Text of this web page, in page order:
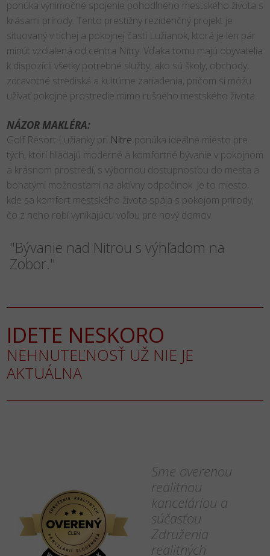
ponúka výnimočné spojenie pohodlného mestského života s
krásami prírody. Tento prestížny rezidenčný projekt je
situovaný v tichej a pokojnej časti Lužianok, ktorá je len pár
minút vzdialená od centra Nitry. Vďaka tomu majú obyvatelia
k dispozícii všetky potrebné služby, ako sú školy, obchody,
zdravotné strediská a kultúrne zariadenia, pričom si môžu
užívať pokojné prostredie mimo rušného mestského života.
NÁZOR MAKLÉRA:
Golf Resort Lužianky pri Nitre ponúka ideálne miesto pre
tých, ktorí hľadajú moderné a komfortné bývanie v pokojnom
a krásnom prostredí, s výbornou dostupnosťou do mesta a
bohatými možnosťami na aktívny odpočinok. Je to miesto,
kde sa komfort mestského života spája s pokojom prírody,
čo z neho robí vynikajúcu voľbu pre nový domov.
"Bývanie nad Nitrou s výhľadom na
Zobor."
IDETE NESKORO
NEHNUTEĽNOSŤ UŽ NIE JE
AKTUÁLNA
Sme overenou
realitnou
kanceláriou a
súčasťou
Združenia
realitných